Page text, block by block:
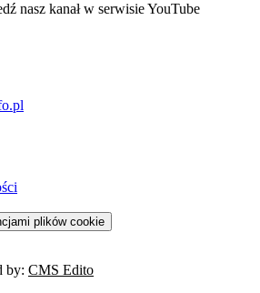
się w nowej karcie
nasz kanał w serwisie YouTube
plików cookie
by: CMS Edito